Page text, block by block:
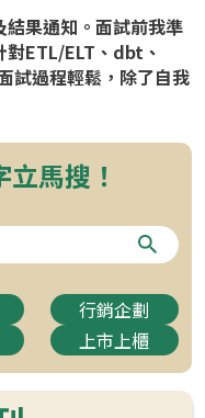
果通知。面試前我準
對ETL/ELT、dbt、
過程輕鬆，除了自我
馬搜！
行銷企劃
上市上櫃